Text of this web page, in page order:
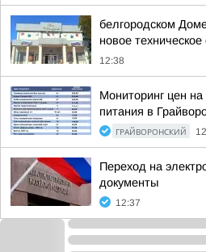
белгородском
новое
12:38
Мониторинг цен
питания в
ГРАЙВОРОНСКИЙ
Переход на
документы
12:37